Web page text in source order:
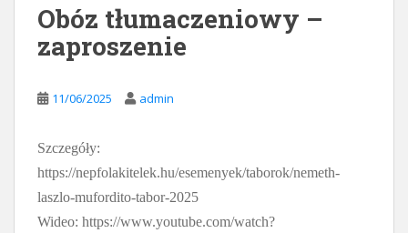
Obóz tłumaczeniowy –
zaproszenie
11/06/2025 admin
Szczegóły:
https://nepfolakitelek.hu/esemenyek/taborok/nemeth-
laszlo-mufordito-tabor-2025
Wideo: https://www.youtube.com/watch?